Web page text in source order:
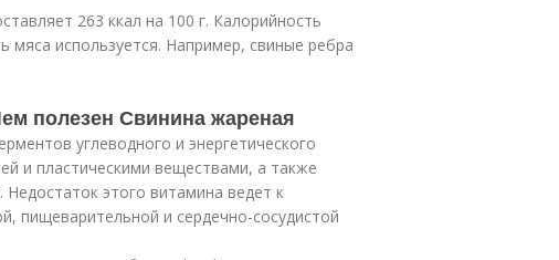
263 ккал на 100 г. Калорийность
мяса используется. Например, свиные ребра
полезен Свинина жареная
углеводного и энергетического
и пластическими веществами, а также
этого витамина ведет к
пищеварительной и сердечно-сосудистой